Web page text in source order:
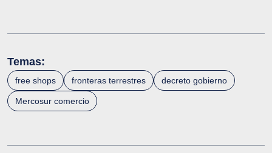
Temas:
free shops fronteras terrestres decreto gobierno
Mercosur comercio